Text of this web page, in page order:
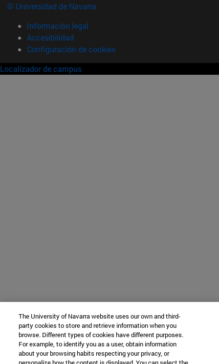
© Universidad de Navarra
Información legal
Accesibilidad
Configuración de cookies
Localizador de campus
The University of Navarra website uses our own and third-
party cookies to store and retrieve information when you
browse. Different types of cookies have different purposes.
For example, to identify you as a user, obtain information
about your browsing habits respecting your privacy, or